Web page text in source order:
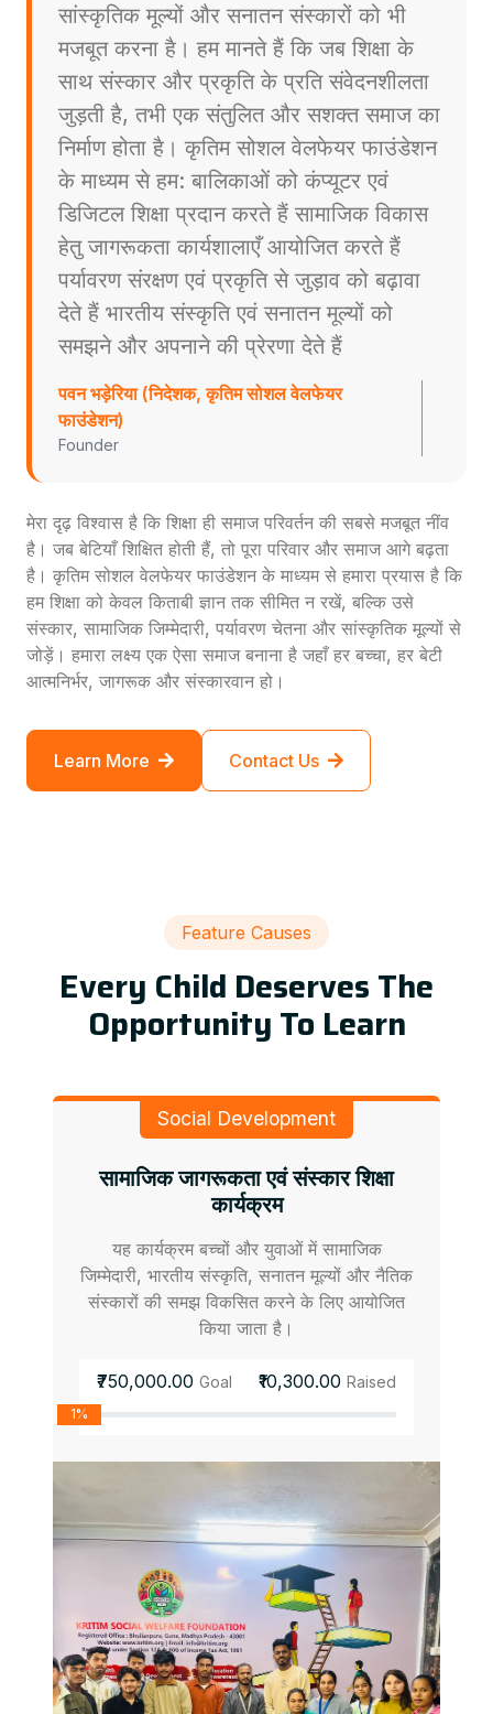
सांस्कृतिक मूल्यों और सनातन संस्कारों को भी
मजबूत करना है। हम मानते हैं कि जब शिक्षा के
साथ संस्कार और प्रकृति के प्रति संवेदनशीलता
जुड़ती है, तभी एक संतुलित और सशक्त समाज का
निर्माण होता है। कृतिम सोशल वेलफेयर फाउंडेशन
के माध्यम से हम: बालिकाओं को कंप्यूटर एवं
डिजिटल शिक्षा प्रदान करते हैं सामाजिक विकास
हेतु जागरूकता कार्यशालाएँ आयोजित करते हैं
पर्यावरण संरक्षण एवं प्रकृति से जुड़ाव को बढ़ावा
देते हैं भारतीय संस्कृति एवं सनातन मूल्यों को
समझने और अपनाने की प्रेरणा देते हैं
पवन भड़ेरिया (निदेशक, कृतिम सोशल वेलफेयर
फाउंडेशन)
Founder
मेरा दृढ़ विश्वास है कि शिक्षा ही समाज परिवर्तन की सबसे मजबूत नींव
है। जब बेटियाँ शिक्षित होती हैं, तो पूरा परिवार और समाज आगे बढ़ता
है। कृतिम सोशल वेलफेयर फाउंडेशन के माध्यम से हमारा प्रयास है कि
हम शिक्षा को केवल किताबी ज्ञान तक सीमित न रखें, बल्कि उसे
संस्कार, सामाजिक जिम्मेदारी, पर्यावरण चेतना और सांस्कृतिक मूल्यों से
जोड़ें। हमारा लक्ष्य एक ऐसा समाज बनाना है जहाँ हर बच्चा, हर बेटी
आत्मनिर्भर, जागरूक और संस्कारवान हो।
Learn More Contact Us
Feature Causes
Every Child Deserves The
Opportunity To Learn
Social Development
सामाजिक जागरूकता एवं संस्कार शिक्षा
कार्यक्रम
यह कार्यक्रम बच्चों और युवाओं में सामाजिक
जिम्मेदारी, भारतीय संस्कृति, सनातन मूल्यों और नैतिक
संस्कारों की समझ विकसित करने के लिए आयोजित
किया जाता है।
₹750,000.00 Goal ₹10,300.00 Raised
1%